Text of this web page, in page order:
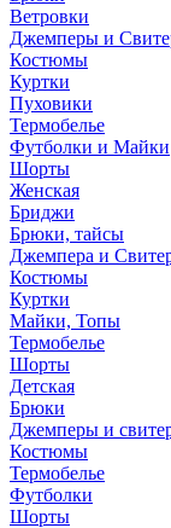
Ветровки
Джемперы и
Костюмы
Куртки
Пуховики
Термобелье
Футболки и Майки
Шорты
Женская
Бриджи
Брюки, тайсы
Джемпера и
Костюмы
Куртки
Майки, Топы
Термобелье
Шорты
Детская
Брюки
Джемперы и
Костюмы
Термобелье
Футболки
Шорты